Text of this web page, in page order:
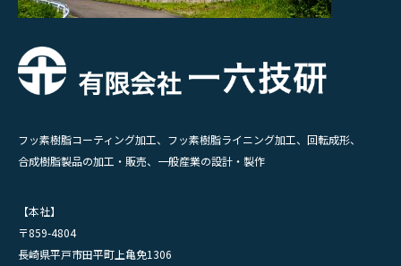
フッ素樹脂コーティング加工、フッ素樹脂ライニング加工、回転成形、
合成樹脂製品の加工・販売、一般産業の設計・製作
【本社】
〒859-4804
長崎県平戸市田平町上亀免1306